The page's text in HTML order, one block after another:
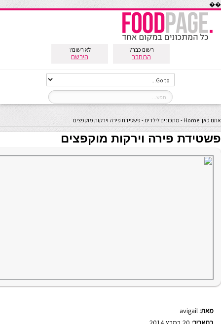
��
רשום כבר?
התחבר
לא רשום?
הירשם
אתם כאן: Home
- מתכונים לילדים - פשטידת פירה וירקות מוקפצים
פשטידת פירה וירקות מוקפצים
מאת: avigail